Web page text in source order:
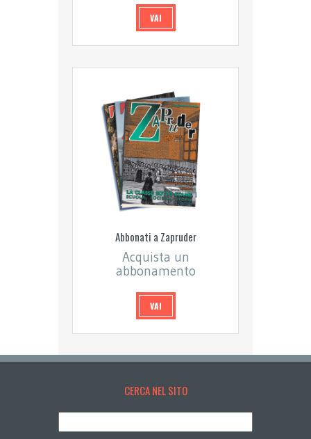
VAI
Abbonati a Zapruder
Acquista un
abbonamento
VAI
CERCA NEL SITO